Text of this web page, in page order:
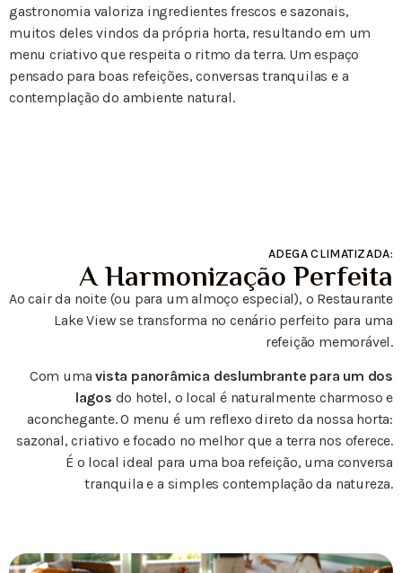
gastronomia valoriza ingredientes frescos e sazonais,
muitos deles vindos da própria horta, resultando em um
menu criativo que respeita o ritmo da terra. Um espaço
pensado para boas refeições, conversas tranquilas e a
contemplação do ambiente natural.
ADEGA CLIMATIZADA:
A Harmonização Perfeita
Ao cair da noite (ou para um almoço especial), o Restaurante
Lake View se transforma no cenário perfeito para uma
refeição memorável.
Com umavista panorâmica deslumbrante para um dos
lagos do hotel, o local é naturalmente charmoso e
aconchegante. O menu é um reflexo direto da nossa horta:
sazonal, criativo e focado no melhor que a terra nos oferece.
É o local ideal para uma boa refeição, uma conversa
tranquila e a simples contemplação da natureza.